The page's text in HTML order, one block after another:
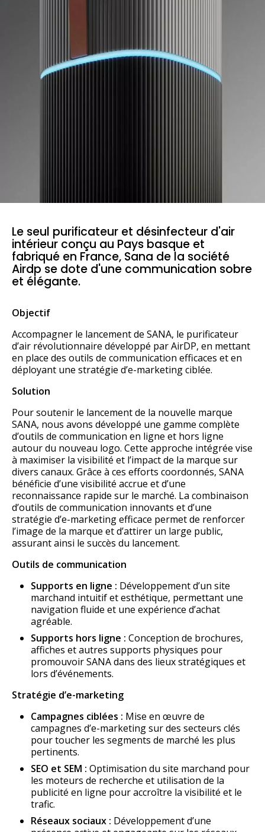
Le seul purificateur et désinfecteur d'air
intérieur conçu au Pays basque et
fabriqué en France, Sana de la société
Airdp se dote d'une communication sobre
et élégante.
Objectif
Accompagner le lancement de SANA, le purificateur
d’air révolutionnaire développé par AirDP, en mettant
en place des outils de communication efficaces et en
déployant une stratégie d’e-marketing ciblée.
Solution
Pour soutenir le lancement de la nouvelle marque
SANA, nous avons développé une gamme complète
d’outils de communication en ligne et hors ligne
autour du nouveau logo. Cette approche intégrée vise
à maximiser la visibilité et l’impact de la marque sur
divers canaux. Grâce à ces efforts coordonnés, SANA
bénéficie d’une visibilité accrue et d’une
reconnaissance rapide sur le marché. La combinaison
d’outils de communication innovants et d’une
stratégie d’e-marketing efficace permet de renforcer
l’image de la marque et d’attirer un large public,
assurant ainsi le succès du lancement.
Outils de communication
Supports en ligne : Développement d’un site
marchand intuitif et esthétique, permettant une
navigation fluide et une expérience d’achat
agréable.
Supports hors ligne : Conception de brochures,
affiches et autres supports physiques pour
promouvoir SANA dans des lieux stratégiques et
lors d’événements.
Stratégie d’e-marketing
Campagnes ciblées : Mise en œuvre de
campagnes d’e-marketing sur des secteurs clés
pour toucher les segments de marché les plus
pertinents.
SEO et SEM : Optimisation du site marchand pour
les moteurs de recherche et utilisation de la
publicité en ligne pour accroître la visibilité et le
trafic.
Réseaux sociaux : Développement d’une